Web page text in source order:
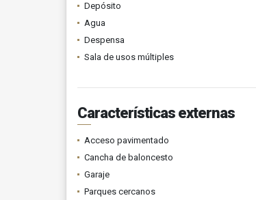
Depósito
Agua
Despensa
Sala de usos múltiples
Características externas
Acceso pavimentado
Cancha de baloncesto
Garaje
Parques cercanos